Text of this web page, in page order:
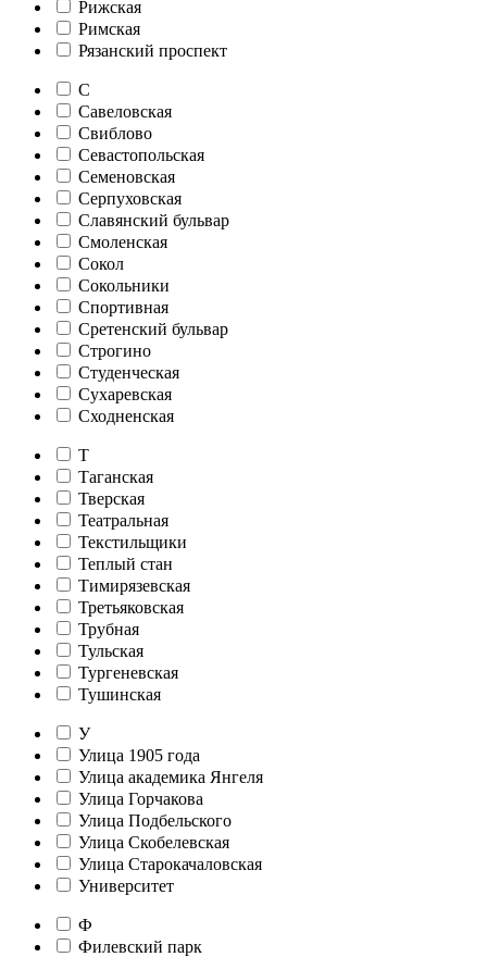
Рижская
Римская
Рязанский проспект
С
Савеловская
Свиблово
Севастопольская
Семеновская
Серпуховская
Славянский бульвар
Смоленская
Сокол
Сокольники
Спортивная
Сретенский бульвар
Строгино
Студенческая
Сухаревская
Сходненская
Т
Таганская
Тверская
Театральная
Текстильщики
Теплый стан
Тимирязевская
Третьяковская
Трубная
Тульская
Тургеневская
Тушинская
У
Улица 1905 года
Улица академика Янгеля
Улица Горчакова
Улица Подбельского
Улица Скобелевская
Улица Старокачаловская
Университет
Ф
Филевский парк